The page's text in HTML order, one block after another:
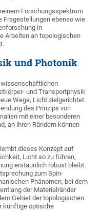
Forschungsspektrum
Fragestellungen ebenso wie
in
Arbeiten an topologischen
und Photonik
wissenschaftlichen
und Transportphysik
Wege, Licht zielgerichtet
des Prinzips von
mit einer besonderen
an ihren Rändern können
dieses Konzept auf
Licht so zu führen,
erstaunlich robust bleibt.
zum Spin-
Phänomen, bei dem
der Materialränder
Gebiet der topologischen
künftige optische